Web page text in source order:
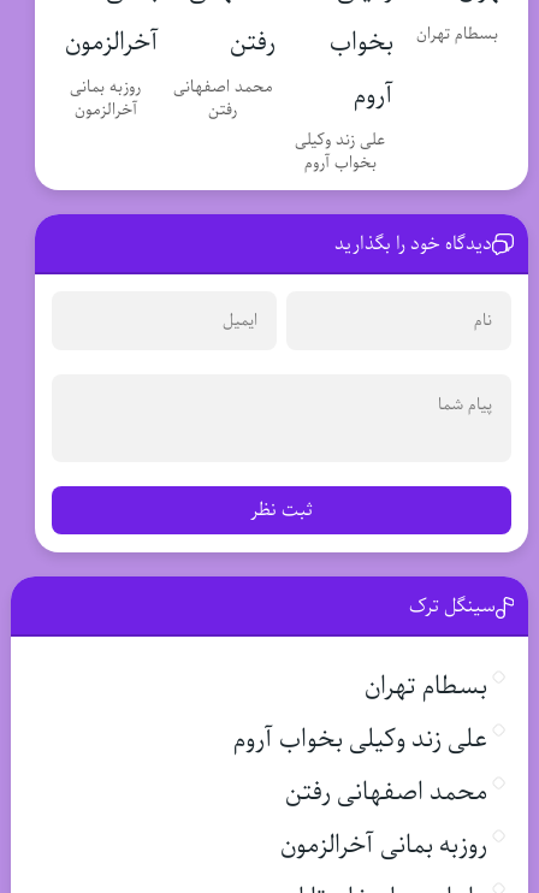
بسطام تهران
علی زند وکیلی
بخواب آروم
محمد اصفهانی
رفتن
روزبه بمانی
آخرالزمون
دیدگاه خود را بگذارید
ثبت نظر
سینگل ترک
بسطام تهران
علی زند وکیلی بخواب آروم
محمد اصفهانی رفتن
روزبه بمانی آخرالزمون